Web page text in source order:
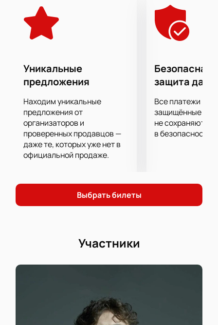
от балета! Да-да, если до сих пор вы считали его
скучным, то после просмотра этой постановки вы
измените свое мнение. Язык танца и музыки
способен передавать чувства и переживания
артистизм и красота танцоров балета, а также
потрясающее музыкальное сопровождение – не
единственное, что удивит вас в ней.
Уникальные
предложения
Находим уникальные
предложения от
организаторов и
проверенных продавцов —
даже те, которых уже нет в
официальной продаже.
Безопасная
защита
Все платежи
защищённые
не сохраняются
в безопасности.
Выбрать билеты
Участники